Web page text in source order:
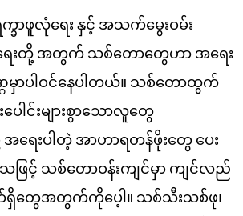
က္ခာဖူလုံရေး နှင့် အသက်မွေးဝမ်း
ရေးတို့ အတွက် သစ်တောတွေဟာ အ‌ရေး
မှာပါဝင်နေပါတယ်။ သစ်တောထွက်
ါင်းများစွာသောလူတွေ
ေးပါတဲ့ အာဟာရတန်ဖိုး‌တွေ ပေး
ဖြင့် သစ်တောဝန်းကျင်မှာ ကျင်လည်
တွေအတွက်ကိုပေ့ါ။ သစ်သီးသစ်ဖု၊